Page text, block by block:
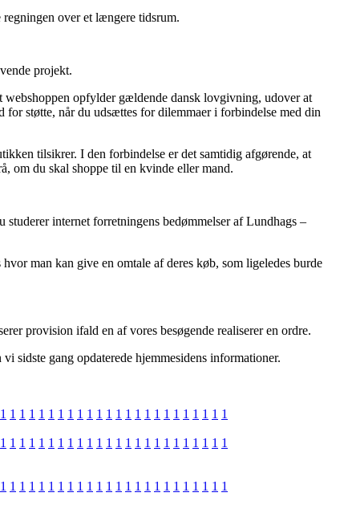
over et længere tidsrum.
projekt.
opfylder gældende dansk lovgivning, udover at
støtte, når du udsættes for dilemmaer i forbindelse med din
tilsikrer. I den forbindelse er det samtidig afgørende, at
om du skal shoppe til en kvinde eller mand.
internet forretningens bedømmelser af Lundhags –
man kan give en omtale af deres køb, som ligeledes burde
provision ifald en af vores besøgende realiserer en ordre.
sidste gang opdaterede hjemmesidens informationer.
1 1 1 1 1 1 1 1 1 1 1 1 1 1 1 1 1 1 1 1 1 1 1 1
1 1 1 1 1 1 1 1 1 1 1 1 1 1 1 1 1 1 1 1 1 1 1 1
1 1 1 1 1 1 1 1 1 1 1 1 1 1 1 1 1 1 1 1 1 1 1 1